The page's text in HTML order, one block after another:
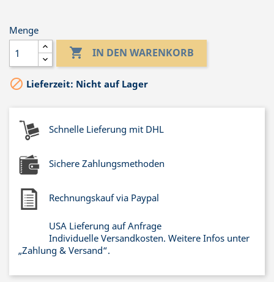
Menge
 IN DEN WARENKORB
 Lieferzeit: Nicht auf Lager
Schnelle Lieferung mit DHL
Sichere Zahlungsmethoden
Rechnungskauf via Paypal
USA Lieferung auf Anfrage
Individuelle Versandkosten. Weitere Infos unter
„Zahlung & Versand“.